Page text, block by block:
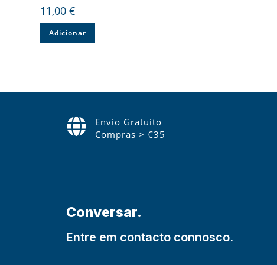
11,00€
Adicionar
Envio Gratuito
Compras > €35
Conversar.
Entre em contacto connosco.